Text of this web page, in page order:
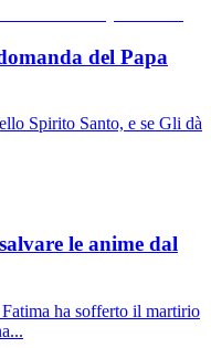
del Papa
Spirito Santo, e se Gli dà
le anime dal
ha sofferto il martirio